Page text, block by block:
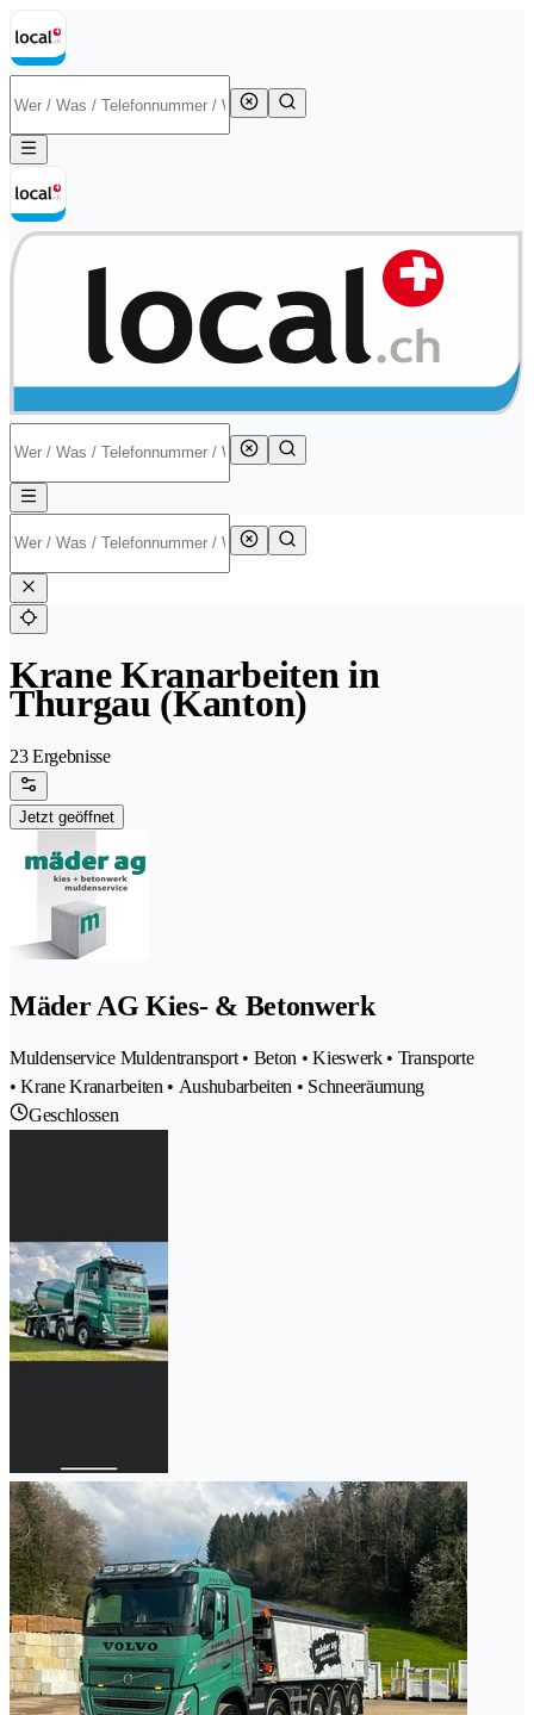
Krane Kranarbeiten in
Thurgau (Kanton)
23 Ergebnisse
Jetzt geöffnet
Mäder AG Kies- & Betonwerk
Muldenservice Muldentransport • Beton • Kieswerk • Transporte
• Krane Kranarbeiten • Aushubarbeiten • Schneeräumung
Geschlossen